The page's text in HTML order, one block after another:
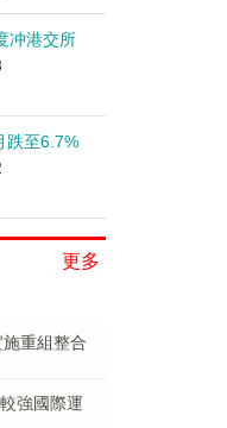
冲港交所
跌至6.7%
更多
重組整合
強國際運